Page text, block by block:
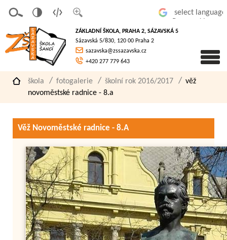
písmo
á
verze
pro
slaboz
raké
ZÁKLADNÍ ŠKOLA, PRAHA 2, SÁZAVSKÁ 5
Sázavská 5/830, 120 00 Praha 2
sazavska@zssazavska.cz
+420 277 779 643
škola fotogalerie školní rok 2016/2017
věž
novoměstské radnice - 8.a
Věž Novoměstské radnice - 8.A